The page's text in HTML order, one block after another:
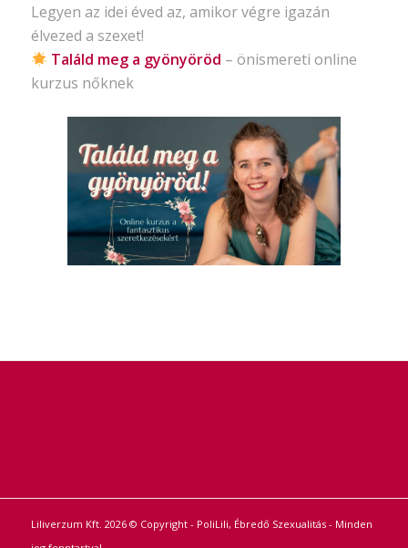
Legyen az idei éved az, amikor végre igazán
élvezed a szexet!
Találd meg a gyönyöröd – önismereti online
kurzus nőknek
Liliverzum Kft. 2026 © Copyright - PoliLili, Ébredő Szexualitás - Minden